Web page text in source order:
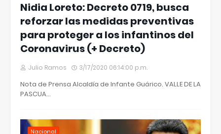
Nidia Loreto: Decreto 0719, busca
reforzar las medidas preventivas
para proteger a los infantinos del
Coronavirus (+ Decreto)
Julio Ramos 3/17/2020 06:14:00 p.m.
Nota de Prensa Alcaldía de Infante Guárico. VALLE DE LA
PASCUA…
Nacional